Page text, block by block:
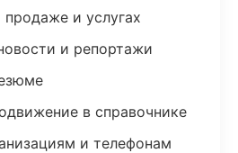
и услугах
и репортажи
в справочнике
и телефонам